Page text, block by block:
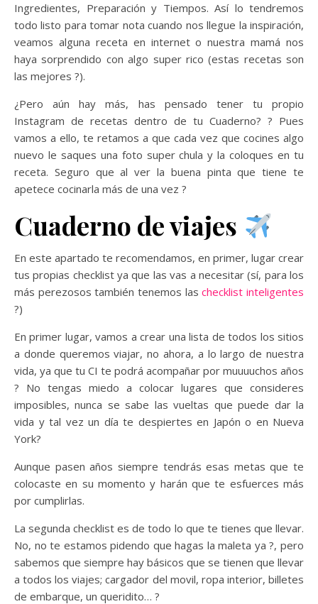
Ingredientes, Preparación y Tiempos. Así lo tendremos
todo listo para tomar nota cuando nos llegue la inspiración,
veamos alguna receta en internet o nuestra mamá nos
haya sorprendido con algo super rico (estas recetas son
las mejores ?).
¿Pero aún hay más, has pensado tener tu propio
Instagram de recetas dentro de tu Cuaderno? ? Pues
vamos a ello, te retamos a que cada vez que cocines algo
nuevo le saques una foto super chula y la coloques en tu
receta. Seguro que al ver la buena pinta que tiene te
apetece cocinarla más de una vez ?
Cuaderno de viajes
En este apartado te recomendamos, en primer, lugar crear
tus propias checklist ya que las vas a necesitar (sí, para los
más perezosos también tenemos laschecklist inteligentes
?)
En primer lugar, vamos a crear una lista de todos los sitios
a donde queremos viajar, no ahora, a lo largo de nuestra
vida, ya que tu CI te podrá acompañar por muuuuchos años
? No tengas miedo a colocar lugares que consideres
imposibles, nunca se sabe las vueltas que puede dar la
vida y tal vez un día te despiertes en Japón o en Nueva
York?
Aunque pasen años siempre tendrás esas metas que te
colocaste en su momento y harán que te esfuerces más
por cumplirlas.
La segunda checklist es de todo lo que te tienes que llevar.
No, no te estamos pidendo que hagas la maleta ya ?, pero
sabemos que siempre hay básicos que se tienen que llevar
a todos los viajes; cargador del movil, ropa interior, billetes
de embarque, un queridito… ?